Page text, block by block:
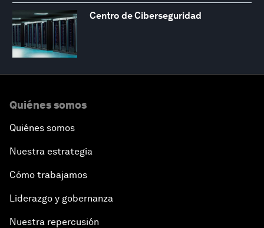
Centro de Ciberseguridad
Quiénes somos
Quiénes somos
Nuestra estrategia
Cómo trabajamos
Liderazgo y gobernanza
Nuestra repercusión